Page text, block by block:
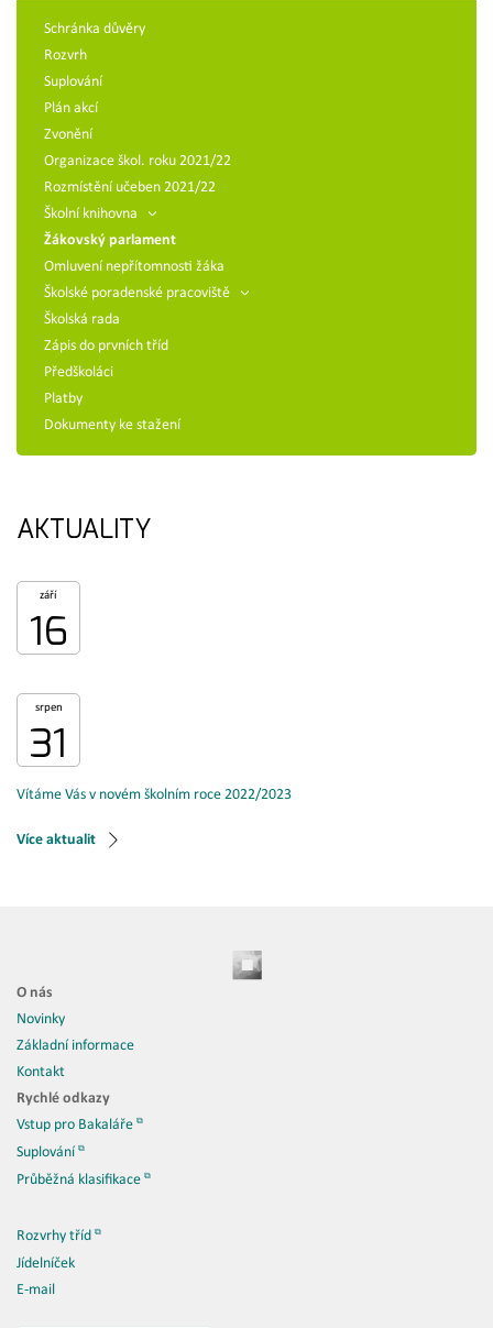
Schránka důvěry
Rozvrh
Suplování
Plán akcí
Zvonění
Organizace škol. roku 2021/22
Rozmístění učeben 2021/22
Školní knihovna
Žákovský parlament
Omluvení nepřítomnosti žáka
Školské poradenské pracoviště
Školská rada
Zápis do prvních tříd
Předškoláci
Platby
Dokumenty ke stažení
AKTUALITY
září
16
srpen
31
Vítáme Vás v novém školním roce 2022/2023
Více aktualit
O nás
Novinky
Základní informace
Kontakt
Rychlé odkazy
Vstup pro Bakaláře
Suplování
Průběžná klasifikace
Rozvrhy tříd
Jídelníček
E-mail